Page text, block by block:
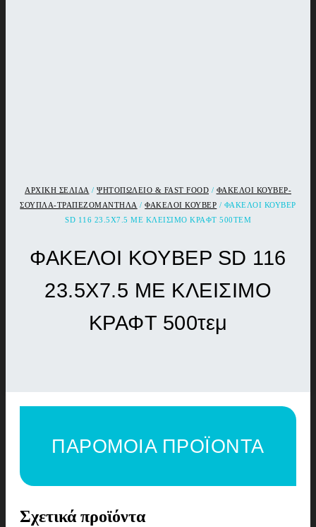
ΑΡΧΙΚΉ ΣΕΛΊΔΑ / ΨΗΤΟΠΩΛΕΙΟ & FAST FOOD / ΦΑΚΕΛΟΙ ΚΟΥΒΕΡ-
ΣΟΥΠΛΑ-ΤΡΑΠΕΖΟΜΑΝΤΗΛΑ /ΦΑΚΕΛΟΙ ΚΟΥΒΕΡ / ΦΑΚΕΛΟΙ ΚΟΥΒΕΡ
SD 116 23.5Χ7.5 ΜΕ ΚΛΕΙΣΙΜΟ ΚΡΑΦΤ 500ΤΕΜ
ΦΑΚΕΛΟΙ ΚΟΥΒΕΡ SD 116
23.5Χ7.5 ΜΕ ΚΛΕΙΣΙΜΟ
ΚΡΑΦΤ 500τεμ
ΠΑΡΟΜΟΙΑ ΠΡΟΪΟΝΤΑ
Σχετικά προϊόντα